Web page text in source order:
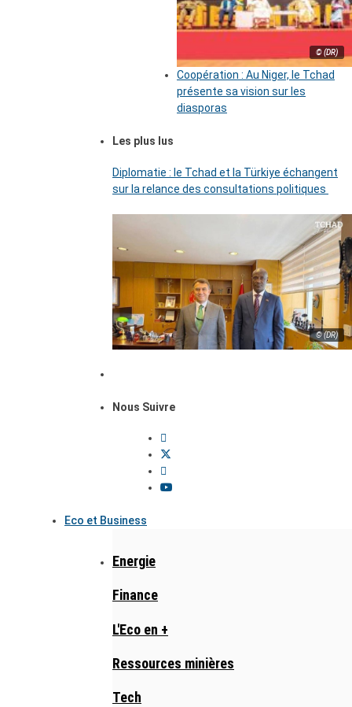
© (DR)
Coopération : Au Niger, le Tchad
présente sa vision sur les
diasporas
Les plus lus
Diplomatie : le Tchad et la Türkiye échangent
sur la relance des consultations politiques
© (DR)
Nous Suivre
Eco et Business
Energie
Finance
L'Eco en +
Ressources minières
Tech